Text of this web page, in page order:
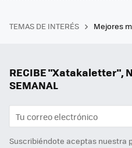
TEMAS DE INTERÉS Mejores
RECIBE "Xatakaletter",
SEMANAL
Suscribiéndote aceptas nuestra